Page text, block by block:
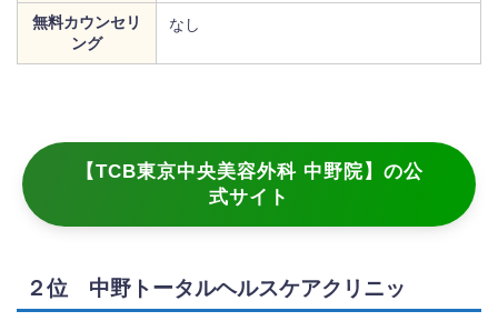
無料カウンセリ
ング
なし
【TCB東京中央美容外科 中野院】の公
式サイト
２位 中野トータルヘルスケアクリニッ